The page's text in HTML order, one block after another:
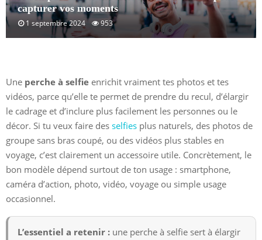
capturer vos moments
1 septembre 2024 953
Une perche à selfie enrichit vraiment tes photos et tes
vidéos, parce qu’elle te permet de prendre du recul, d’élargir
le cadrage et d’inclure plus facilement les personnes ou le
décor. Si tu veux faire des selfies plus naturels, des photos de
groupe sans bras coupé, ou des vidéos plus stables en
voyage, c’est clairement un accessoire utile. Concrètement, le
bon modèle dépend surtout de ton usage : smartphone,
caméra d’action, photo, vidéo, voyage ou simple usage
occasionnel.
L’essentiel a retenir : une perche à selfie sert à élargir